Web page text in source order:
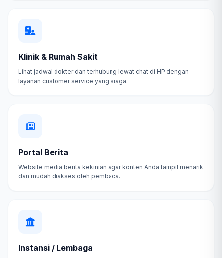
Klinik & Rumah Sakit
Lihat jadwal dokter dan terhubung lewat chat di HP dengan
layanan customer service yang siaga.
Portal Berita
Website media berita kekinian agar konten Anda tampil menarik
dan mudah diakses oleh pembaca.
Instansi / Lembaga